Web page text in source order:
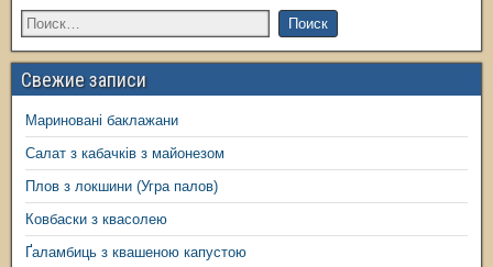
Свежие записи
Мариновані баклажани
Салат з кабачків з майонезом
Плов з локшини (Угра палов)
Ковбаски з квасолею
Ґаламбиць з квашеною капустою